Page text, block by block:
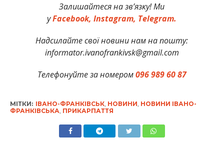
Залишайтеся на зв’язку! Ми
уFacebook, Instagram, Telegram.
Надсилайте свої новини нам на пошту:
informator.ivanofrankivsk@gmail.com
Телефонуйте за номером096 989 60 87
МІТКИ: ІВАНО-ФРАНКІВСЬК, НОВИНИ НОВИНИ ІВАНО-
ФРАНКІВСЬКА ПРИКАРПАТТЯ